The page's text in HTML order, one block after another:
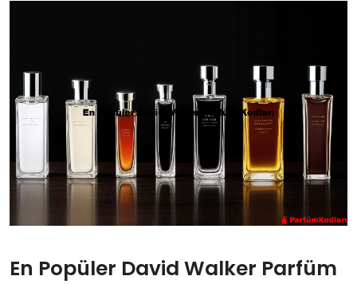
En Popüler David Walker Parfüm